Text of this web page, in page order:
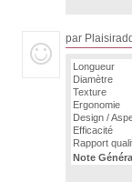
par
Longueur
Diamètre
Texture
Ergonomie
Design /
Efficacité
Rapport
Note